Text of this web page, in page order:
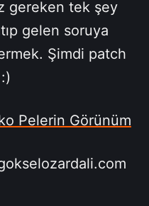
gereken tek şey
gelen soruya
Şimdi patch
Pelerin Görünüm